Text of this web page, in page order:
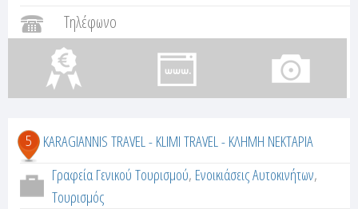
Τηλέφωνο
5
KARAGIANNIS TRAVEL - KLIMI TRAVEL - ΚΛΗΜΗ ΝΕΚΤΑΡΙΑ
Γραφεία Γενικού Τουρισμού, Ενοικιάσεις Αυτοκινήτων,
Τουρισμός